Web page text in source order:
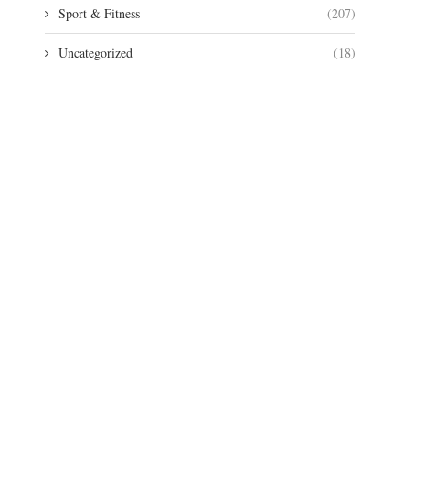
Sport & Fitness (207)
Uncategorized (18)